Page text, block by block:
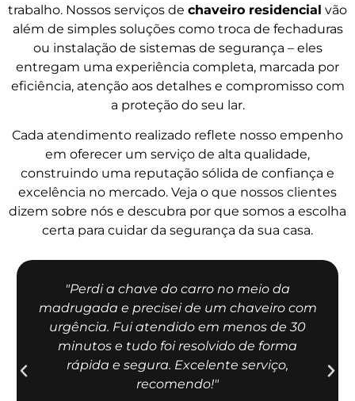
trabalho. Nossos serviços de chaveiro residencial vão
além de simples soluções como troca de fechaduras
ou instalação de sistemas de segurança – eles
entregam uma experiência completa, marcada por
eficiência, atenção aos detalhes e compromisso com
a proteção do seu lar.
Cada atendimento realizado reflete nosso empenho
em oferecer um serviço de alta qualidade,
construindo uma reputação sólida de confiança e
excelência no mercado. Veja o que nossos clientes
dizem sobre nós e descubra por que somos a escolha
certa para cuidar da segurança da sua casa.
"Perdi a chave do carro no meio da
madrugada e precisei de um chaveiro com
urgência. Fui atendido em menos de 30
minutos e tudo foi resolvido de forma
rápida e segura. Excelente serviço,
recomendo!"